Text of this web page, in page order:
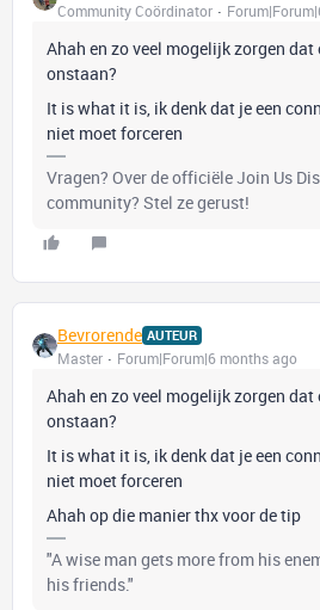
Community Coördinator
Ahah en zo veel mogelijk zorgen dat
onstaan?
It is what it is, ik denk dat je een
niet moet forceren
Vragen? Over de officiële Join Us
community? Stel ze gerust!
Bevrorende AUTEUR
Master Forum|Forum|6 months ago
Ahah en zo veel mogelijk zorgen dat
onstaan?
It is what it is, ik denk dat je een
niet moet forceren
Ahah op die manier thx voor de tip
"A wise man gets more from his
his friends."